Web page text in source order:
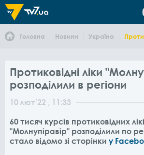
Головна Новини Україна
Протиковідні ліки
розподілили в регіони
10 лют'22 , 11:33
60 тисяч курсів протиковідних
"Молнупіравір" розподілили по
стало відомо зі сторінки у